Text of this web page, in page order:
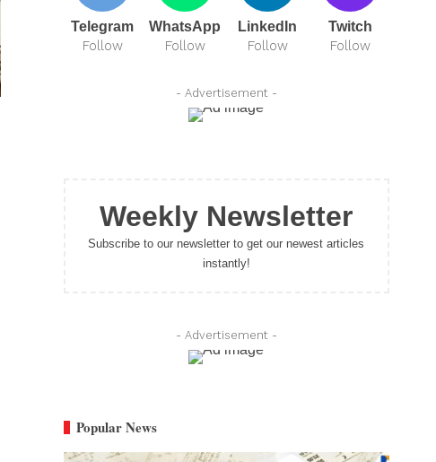
Telegram
Follow
WhatsApp
Follow
LinkedIn
Follow
Twitch
Follow
- Advertisement -
Weekly Newsletter
Subscribe to our newsletter to get our newest articles
instantly!
- Advertisement -
Popular News